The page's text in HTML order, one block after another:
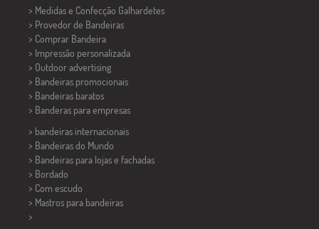
> Medidas e Confecção Galhardetes
> Provedor de Bandeiras
> Comprar Bandeira
> Impressão personalizada
> Outdoor advertising
> Bandeiras promocionais
> Bandeiras baratos
> Banderas para empresas
> bandeiras internacionais
> Bandeiras do Mundo
> Bandeiras para lojas e fachadas
> Bordado
> Com escudo
> Mastros para bandeiras
>